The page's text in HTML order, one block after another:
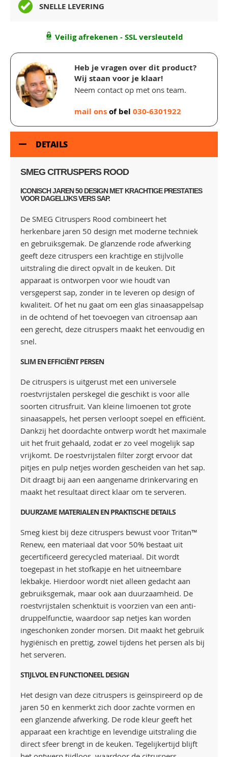
SNELLE LEVERING
Veilig afrekenen - SSL versleuteld
Heb je vragen over dit product?
Wij staan voor je klaar!
Neem contact op met ons team.
mail onsof bel 030-6301922
DETAILS
SMEG CITRUSPERS ROOD
ICONISCH JAREN 50 DESIGN MET KRACHTIGE PRESTATIES
VOOR DAGELIJKS VERS SAP.
De SMEG Citruspers Rood combineert het
herkenbare jaren 50 design met moderne techniek
en gebruiksgemak. De glanzende rode afwerking
geeft deze citruspers een krachtige en stijlvolle
uitstraling die direct opvalt in de keuken. Dit
apparaat is ontworpen voor wie houdt van
versgeperst sap, zonder in te leveren op design of
kwaliteit. Of het nu gaat om een glas sinaasappelsap
in de ochtend of het toevoegen van citroensap aan
een gerecht, deze citruspers maakt het eenvoudig en
snel.
SLIM EN EFFICIËNT PERSEN
De citruspers is uitgerust met een universele
roestvrijstalen perskegel die geschikt is voor alle
soorten citrusfruit. Van kleine limoenen tot grote
sinaasappels, het persen verloopt soepel en efficiënt.
Dankzij het doordachte ontwerp wordt het maximale
uit het fruit gehaald, zodat er zo veel mogelijk sap
vrijkomt. De roestvrijstalen filter zorgt ervoor dat
pitjes en pulp netjes worden gescheiden van het sap.
Dit draagt bij aan een aangename drinkervaring en
maakt het resultaat direct klaar om te serveren.
DUURZAME MATERIALEN EN PRAKTISCHE DETAILS
Smeg kiest bij deze citruspers bewust voor Tritan™
Renew, een materiaal dat voor 50% bestaat uit
gecertificeerd gerecycled materiaal. Dit wordt
toegepast in het stofkapje en het uitneembare
lekbakje. Hierdoor wordt niet alleen gedacht aan
gebruiksgemak, maar ook aan duurzaamheid. De
roestvrijstalen schenktuit is voorzien van een anti-
druppelfunctie, waardoor sap netjes kan worden
ingeschonken zonder morsen. Dit maakt het gebruik
hygiënisch en prettig, zowel tijdens het persen als bij
het serveren.
STIJLVOL EN FUNCTIONEEL DESIGN
Het design van deze citruspers is geïnspireerd op de
jaren 50 en kenmerkt zich door zachte vormen en
een glanzende afwerking. De rode kleur geeft het
apparaat een krachtige en levendige uitstraling die
direct sfeer brengt in de keuken. Tegelijkertijd blijft